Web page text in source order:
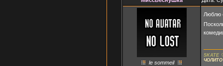
le sommeil
Люблю
SKATE
ЧОЛИТО